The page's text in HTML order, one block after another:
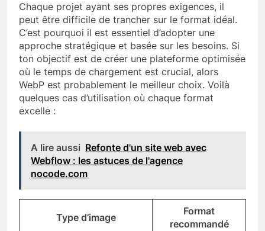
Chaque projet ayant ses propres exigences, il
peut être difficile de trancher sur le format idéal.
C’est pourquoi il est essentiel d’adopter une
approche stratégique et basée sur les besoins. Si
ton objectif est de créer une plateforme optimisée
où le temps de chargement est crucial, alors
WebP est probablement le meilleur choix. Voilà
quelques cas d’utilisation où chaque format
excelle :
A lire aussi Refonte d'un site web avec
Webflow : les astuces de l'agence
nocode.com
Type d’image
Format
recommandé